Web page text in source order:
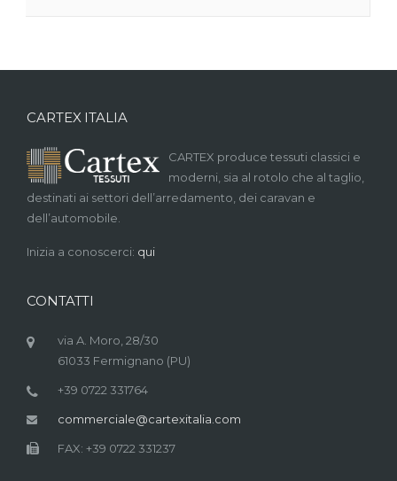
CARTEX ITALIA
CARTEX produce tessuti classici e
moderni, sia al rotolo che al taglio,
destinati ai settori dell’arredamento, dei caravan e
dell’automobile.
Inizia a conoscerci: qui
CONTATTI
via A. Moro, 28/30
61033 Fermignano (PU)
+39 0722 331764
commerciale@cartexitalia.com
FAX: +39 0722 331237